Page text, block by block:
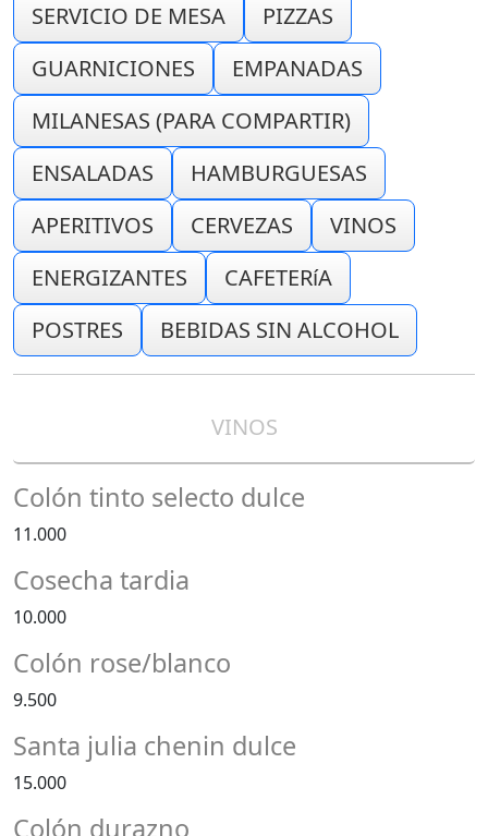
SERVICIO DE MESA
PIZZAS
GUARNICIONES
EMPANADAS
MILANESAS (PARA COMPARTIR)
ENSALADAS
HAMBURGUESAS
APERITIVOS
CERVEZAS
VINOS
ENERGIZANTES
CAFETERíA
POSTRES
BEBIDAS SIN ALCOHOL
VINOS
Colón tinto selecto dulce
11.000
Cosecha tardia
10.000
Colón rose/blanco
9.500
Santa julia chenin dulce
15.000
Colón durazno